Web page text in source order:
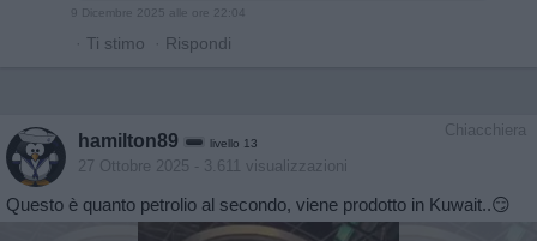
· Ti stimo · Rispondi
Chiacchiera
hamilton89 livello 13
27 Ottobre 2025 - 3.611 visualizzazioni
Questo è quanto petrolio al secondo, viene prodotto in Kuwait..😏